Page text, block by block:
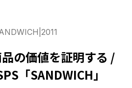
2011
の価値を証明する /
「SANDWICH」